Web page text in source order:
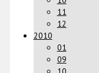
11
12
2010
01
09